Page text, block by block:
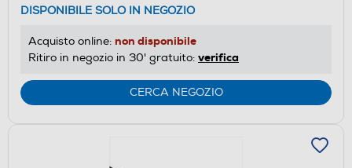
DISPONIBILE SOLO IN NEGOZIO
Acquisto online: non disponibile
Ritiro in negozio in 30' gratuito: verifica
CERCA NEGOZIO